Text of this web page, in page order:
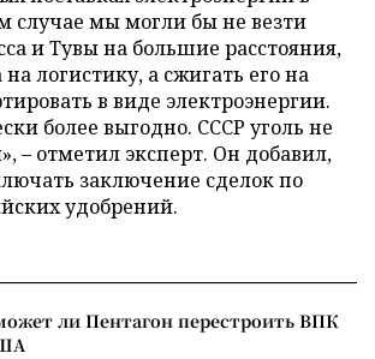
случае мы могли бы не везти
и Тувы на большие расстояния,
на логистику, а сжигать его на
в виде электроэнергии.
более выгодно. СССР уголь не
– отметил эксперт. Он добавил,
заключение сделок по
удобрений.
ли Пентагон перестроить ВПК